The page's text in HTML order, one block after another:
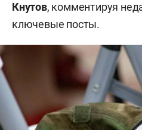
Кнутов, комментируя
ключевые посты.